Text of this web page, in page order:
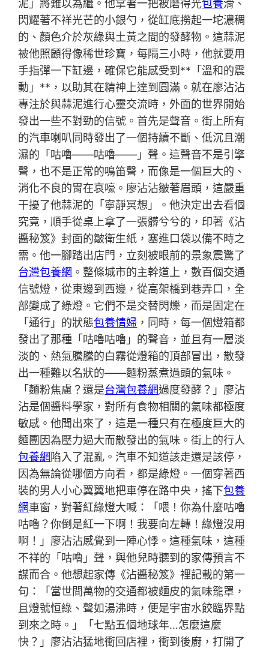
泥」將難以為繼。他拿著一把被磨得光包養滑、
閃耀著不祥光芒的小銀勺，從缸底撈起一坨濃稠
的、顏色介於灰綠與土黃之間的發酵物。這蒜泥
被他照顧得像稀世珍寶，每隔三小時，他就要用
手指彈一下缸邊，確保它能感受到**「溫和的震
動」**，以助其在精神上達到圓滿。就在廖沾沾
專注於與蒜泥進行心靈交流時，外面的世界開始
發出一些不對勁的信號。首先是聲音。街上所有
的汽車喇叭同時發出了一個持續不斷、低沉且潮
濕的「咕嚕——咕嚕——」聲。這聲音不是引擎
聲，也不是正常的鳴笛聲，而像是一個巨大的、
消化不良的胃在哀嚎。廖沾沾皺著眉頭，這嚴重
干擾了他蒜泥的「寧靜冥想」。他決定出去看個
究竟，順手從桌上拿了一張髒兮兮的，印著《沾
醬秘笈》封面的皺衛生紙，塞進口袋以備不時之
需。他一腳踏出店門，立刻被眼前的景象震驚了
台灣包養網 。整條城市的主幹道上，數百個交通
信號燈，從東邊到西邊，從高架橋到巷弄口，全
部變成了綠燈。它們不是交替閃爍，而是固定在
「通行」的狀態包養情婦 ，同時，每一個燈箱都
發出了那種「咕嚕咕嚕」的聲音，並且有一層淡
淡的、熱氣騰騰的白霧從燈箱的頂部冒出，散發
出一種難以名狀的——麵粉蒸煮過頭的氣味。
「麵粉焦慮？還是台灣包養網過度發酵？」廖沾
沾是個醬料學家，對所有食物相關的氣味都極度
敏感。他聞出來了，這是一種只有在極度巨大的
麵團因為壓力過大而散發出的氣味。街上的行人
包養網 陷入了混亂。汽車不知道該走還是該停，
因為無論從哪個方向看，都是綠燈。一個穿著西
裝的男人小心翼翼地把車停在路中央，搖下包養
網車窗，對著紅綠燈大喊：「喂！你為什麼咕嚕
咕嚕？你倒是紅一下啊！我要向左轉！綠燈沒用
啊！」廖沾沾感覺到一陣心悸。這種氣味，這種
不祥的「咕嚕」聲，與他兒時聽到的家傳預言不
謀而合。他想起家傳《沾醬秘笈》裡記載的第一
句：「當世間萬物的交通都被麵皮的氣味籠罩，
且燈號恒綠、聲如湯沸時，便是宇宙水餃臨界點
到來之時。」「七點五個地球年…怎麼這麼
快？」廖沾沾猛地衝回店裡，衝到後廚，打開了